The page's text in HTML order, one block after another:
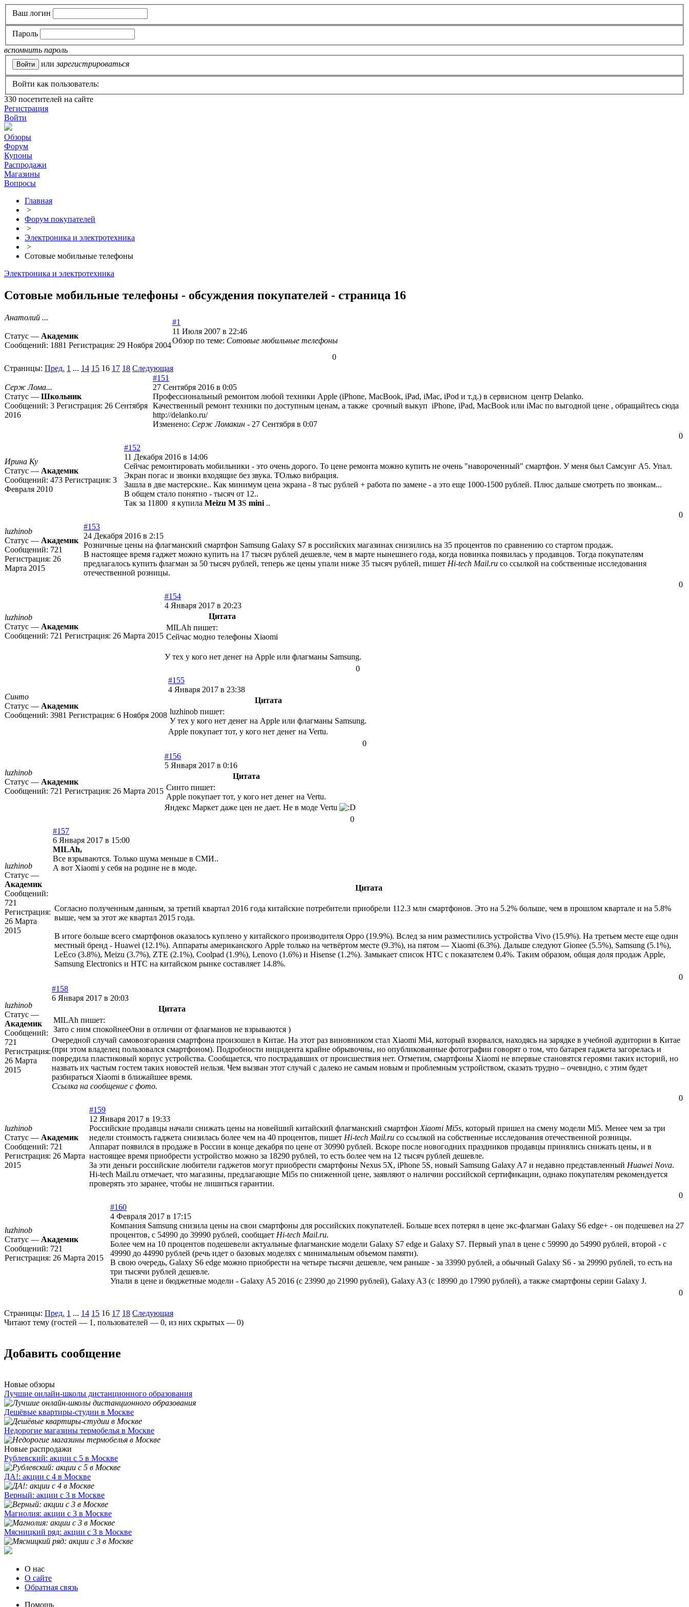
Ваш логин
Пароль
вспомнить пароль
или зарегистрироваться
Войти как пользователь:
330 посетителей на сайте
Регистрация
Войти
Обзоры
Форум
Купоны
Распродажи
Магазины
Вопросы
Главная
>
Форум покупателей
>
Электроника и электротехника
>
Сотовые мобильные телефоны
Электроника и электротехника
Сотовые мобильные телефоны - обсуждения покупателей - страница 16
Анатолий ...
Статус — Академик
Сообщений: 1881 Регистрация: 29 Ноября 2004
#1
11 Июля 2007 в 22:46
Обзор по теме: Сотовые мобильные телефоны
0
Страницы: Пред. 1 ... 14 15 16 17 18 Следующая
Серж Лома...
Статус — Школьник
Сообщений: 3 Регистрация: 26 Сентября
2016
#151
27 Сентября 2016 в 0:05
Профессиональный ремонтом любой техники Apple (iPhone, MacBook, iPad, iMac, iPod и т.д.) в сервисном центр Delanko.
Качественный ремонт техники по доступным ценам, а также срочный выкуп iPhone, iPad, MacBook или iMac по выгодной цене , обращайтесь сюда
http://delanko.ru/
Изменено: Серж Ломакин - 27 Сентября в 0:07
0
Ирина Ку
Статус — Академик
Сообщений: 473 Регистрация: 3
Февраля 2010
#152
11 Декабря 2016 в 14:06
Сейчас ремонтировать мобильники - это очень дорого. То цене ремонта можно купить не очень "навороченный" смартфон. У меня был Самсунг А5. Упал.
Экран погас и звонки входящие без звука. ТОлько вибрация.
Зашла в две мастерские.. Как минимум цена экрана - 8 тыс рублей + работа по замене - а это еще 1000-1500 рублей. Плюс дальше смотреть по звонкам...
В общем стало понятно - тысяч от 12..
Так за 11800 я купила Meizu M 3S mini ..
0
luzhinob
Статус — Академик
Сообщений: 721
Регистрация: 26
Марта 2015
#153
24 Декабря 2016 в 2:15
Розничные цены на флагманский смартфон Samsung Galaxy S7 в российских магазинах снизились на 35 процентов по сравнению со стартом продаж.
В настоящее время гаджет можно купить на 17 тысяч рублей дешевле, чем в марте нынешнего года, когда новинка появилась у продавцов. Тогда покупателям
предлагалось купить флагман за 50 тысяч рублей, теперь же цены упали ниже 35 тысяч рублей, пишет Hi-tech Mail.ru со ссылкой на собственные исследования
отечественной розницы.
0
luzhinob
Статус — Академик
Сообщений: 721 Регистрация: 26 Марта 2015
#154
4 Января 2017 в 20:23
Цитата
MILAh пишет:
Сейчас модно телефоны Xiaomi
У тех у кого нет денег на Apple или флагманы Samsung.
0
Синто
Статус — Академик
Сообщений: 3981 Регистрация: 6 Ноября 2008
#155
4 Января 2017 в 23:38
Цитата
luzhinob пишет:
У тех у кого нет денег на Apple или флагманы Samsung.
Apple покупает тот, у кого нет денег на Vertu.
0
luzhinob
Статус — Академик
Сообщений: 721 Регистрация: 26 Марта 2015
#156
5 Января 2017 в 0:16
Цитата
Синто пишет:
Apple покупает тот, у кого нет денег на Vertu.
Яндекс Маркет даже цен не дает. Не в моде Vertu
0
luzhinob
Статус —
Академик
Сообщений:
721
Регистрация:
26 Марта
2015
#157
6 Января 2017 в 15:00
MILAh,
Все взрываются. Только шума меньше в СМИ..
А вот Xiaomi у себя на родине не в моде.
Цитата
Согласно полученным данным, за третий квартал 2016 года китайские потребители приобрели 112.3 млн смартфонов. Это на 5.2% больше, чем в прошлом квартале и на 5.8%
выше, чем за этот же квартал 2015 года.
В итоге больше всего смартфонов оказалось куплено у китайского производителя Oppo (19.9%). Вслед за ним разместились устройства Vivo (15.9%). На третьем месте еще один
местный бренд - Huawei (12.1%). Аппараты американского Apple только на четвёртом месте (9.3%), на пятом — Xiaomi (6.3%). Дальше следуют Gionee (5.5%), Samsung (5.1%),
LeEco (3.8%), Meizu (3.7%), ZTE (2.1%), Coolpad (1.9%), Lenovo (1.6%) и Hisense (1.2%). Замыкает список HTC с показателем 0.4%. Таким образом, общая доля продаж Apple,
Samsung Electronics и HTC на китайском рынке составляет 14.8%.
0
luzhinob
Статус —
Академик
Сообщений:
721
Регистрация:
26 Марта
2015
#158
6 Января 2017 в 20:03
Цитата
MILAh пишет:
Зато с ним спокойнееОни в отличии от флагманов не взрываются )
Очередной случай самовозгорания смартфона произошел в Китае. На этот раз виновником стал Xiaomi Mi4, который взорвался, находясь на зарядке в учебной аудитории в Китае
(при этом владелец пользовался смартфоном). Подробности инцидента крайне обрывочны, но опубликованные фотографии говорят о том, что батарея гаджета загорелась и
повредила пластиковый корпус устройства. Сообщается, что пострадавших от происшествия нет. Отметим, смартфоны Xiaomi не впервые становятся героями таких историй, но
назвать их частым гостем таких новостей нельзя. Чем вызван этот случай с далеко не самым новым и проблемным устройством, сказать трудно – очевидно, с этим будет
разбираться Xiaomi в ближайшее время.
Ссылка на сообщение с фото.
0
luzhinob
Статус — Академик
Сообщений: 721
Регистрация: 26 Марта
2015
#159
12 Января 2017 в 19:33
Российские продавцы начали снижать цены на новейший китайский флагманский смартфон Xiaomi Mi5s, который пришел на смену модели Mi5. Менее чем за три
недели стоимость гаджета снизилась более чем на 40 процентов, пишет Hi-tech Mail.ru со ссылкой на собственные исследования отечественной розницы.
Аппарат появился в продаже в России в конце декабря по цене от 30990 рублей. Вскоре после новогодних праздников продавцы принялись снижать цены, и в
настоящее время приобрести устройство можно за 18290 рублей, то есть более чем на 12 тысяч рублей дешевле.
За эти деньги российские любители гаджетов могут приобрести смартфоны Nexus 5X, iPhone 5S, новый Samsung Galaxy A7 и недавно представленный Huawei Nova.
Hi-tech Mail.ru отмечает, что магазины, предлагающие Mi5s по сниженной цене, заявляют о наличии российской сертификации, однако покупателям рекомендуется
проверять это заранее, чтобы не лишиться гарантии.
0
luzhinob
Статус — Академик
Сообщений: 721
Регистрация: 26 Марта 2015
#160
4 Февраля 2017 в 17:15
Компания Samsung снизила цены на свои смартфоны для российских покупателей. Больше всех потерял в цене экс-флагман Galaxy S6 edge+ - он подешевел на 27
процентов, с 54990 до 39990 рублей, сообщает Hi-tech Mail.ru.
Более чем на 10 процентов подешевели актуальные флагманские модели Galaxy S7 edge и Galaxy S7. Первый упал в цене с 59990 до 54990 рублей, второй - с
49990 до 44990 рублей (речь идет о базовых моделях с минимальным объемом памяти).
В свою очередь, Galaxy S6 edge можно приобрести на четыре тысячи дешевле, чем раньше - за 33990 рублей, а обычный Galaxy S6 - за 29990 рублей, то есть на
три тысячи рублей дешевле.
Упали в цене и бюджетные модели - Galaxy A5 2016 (c 23990 до 21990 рублей), Galaxy A3 (с 18990 до 17990 рублей), а также смартфоны серии Galaxy J.
0
Страницы: Пред. 1 ... 14 15 16 17 18 Следующая
Читают тему (гостей — 1 , пользователей — 0, из них скрытых — 0)
Добавить сообщение
Новые обзоры
Лучшие онлайн-школы дистанционного образования
Дешёвые квартиры-студии в Москве
Недорогие магазины термобелья в Москве
Новые распродажи
Рублевский: акции с 5 в Москве
ДА!: акции с 4 в Москве
Верный: акции с 3 в Москве
Магнолия: акции с 3 в Москве
Мясницкий ряд: акции с 3 в Москве
О нас
О сайте
Обратная связь
Помощь